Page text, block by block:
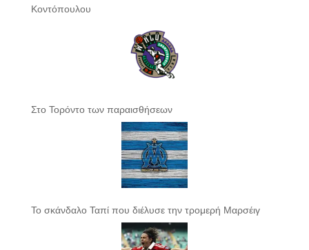
Κοντόπουλου
Στο Τορόντο των παραισθήσεων
Το σκάνδαλο Ταπί που διέλυσε την τρομερή Μαρσέιγ